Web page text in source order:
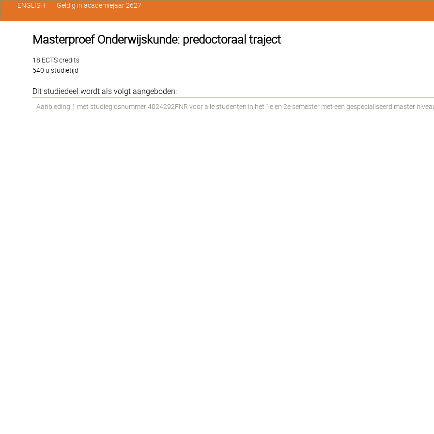
Masterproef Onderwijskunde: predoctoraal traject
18 ECTS credits
540 u studietijd
Dit studiedeel wordt als volgt aangeboden:
Aanbieding 1 met studiegidsnummer 4024292FNR voor alle studenten in het 1e en 2e semester met een gespecialiseerd master
ENGLISH Geldig in academiejaar 2627